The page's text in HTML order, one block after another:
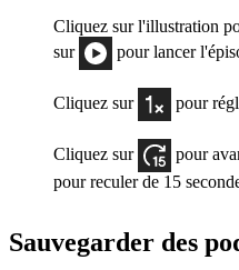
Cliquez sur l'illustration
sur
pour lancer
Cliquez sur pour
Cliquez sur
pour
pour reculer de 15
Sauvegarder des